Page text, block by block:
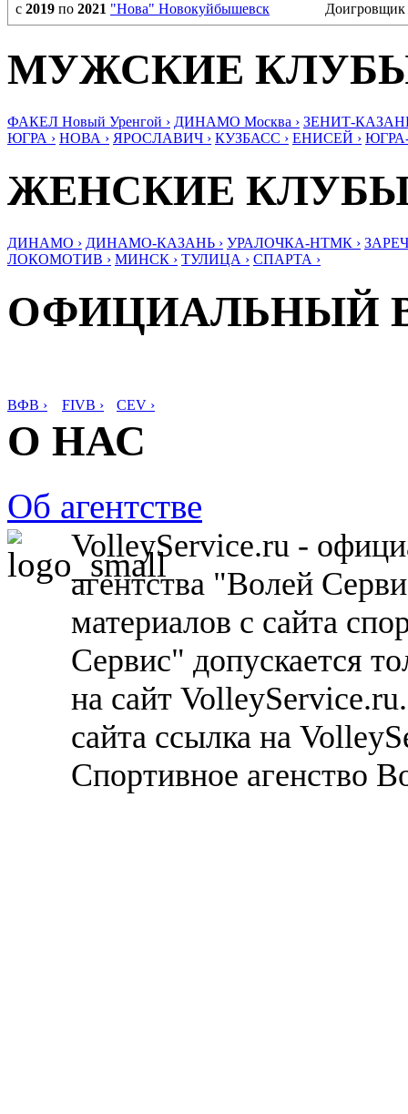
с 2019 по 2021 "Нова" Новокуйбышевск Доигровщик
МУЖСКИЕ
ФАКЕЛ Новый Уренгой › ДИНАМО Москва › ЗЕНИТ-
ЮГРА › НОВА › ЯРОСЛАВИЧ › КУЗБАСС › ЕНИСЕЙ ›
ЖЕНСКИЕ
ДИНАМО › ДИНАМО-КАЗАНЬ › УРАЛОЧКА-НТМК ›
ЛОКОМОТИВ › МИНСК › ТУЛИЦА › СПАРТА ›
ОФИЦИАЛЬНЫЙ
ВФВ › FIVB › CEV ›
О НАС
Об агентстве
VolleyService.ru -
агентства "Волей
материалов с сайта
Сервис" допускается
на сайт
сайта ссылка на
Спортивное агенство